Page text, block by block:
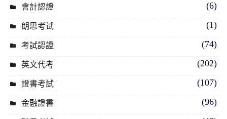
會計認證 (6)
朗思考试 (1)
考試認證 (74)
英文代考 (202)
證書考試 (107)
金融證書 (96)